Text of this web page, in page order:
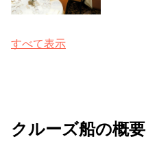
すべて表示
クルーズ船の概要